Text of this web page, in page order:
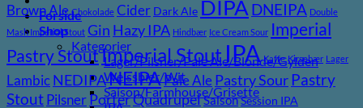
Forside
Shop
Kategorier
Lager/Pilsner/Pale Ale/Blonde/Gylden
Weissbier/Wit
Saison/Farmhouse/Grisette
Brown Ale Chokolade Cider Dark Ale DIPA DNEIPA Double
Mash Imperial Stout Gin Hazy IPA Hindbær Ice Cream Sour Imperial
Pastry StoutImperial StoutIPA Kaffe Kirsebær Lager
Lambic NEDIPANEIPAPale Ale Pastry Sour Pastry
Stout Pilsner PorterQuadrupelSaisonSession IPA